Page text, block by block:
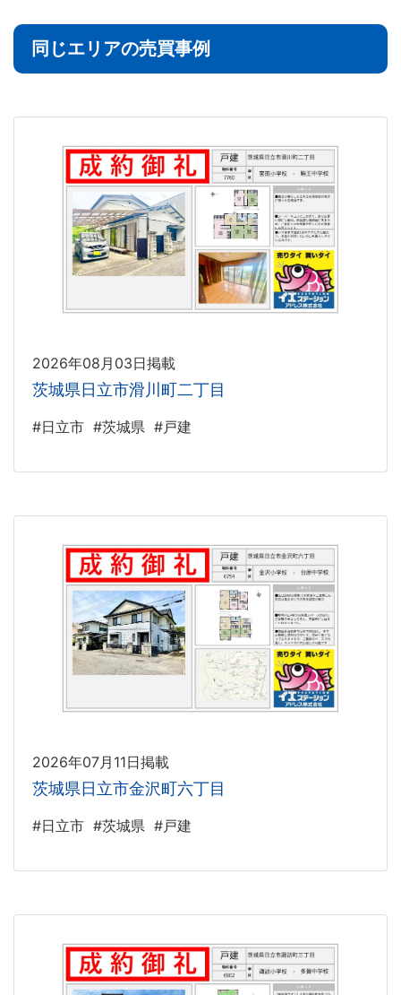
同じエリアの売買事例
2026年08月03日掲載
茨城県日立市滑川町二丁目
#日立市 #茨城県 #戸建
2026年07月11日掲載
茨城県日立市金沢町六丁目
#日立市 #茨城県 #戸建